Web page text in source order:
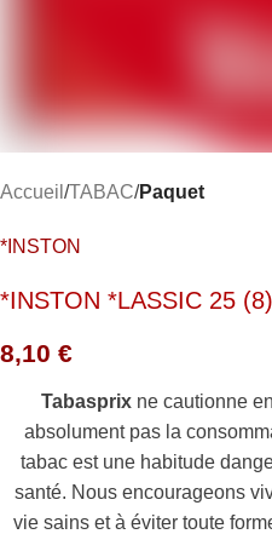
Accueil TABAC Paquet
*INSTON
*INSTON *LASSIC 25
8,10 €
Tabasprix ne cautionne
absolument pas la
tabac est une habitude
santé. Nous encourageons
vie sains et à éviter toute